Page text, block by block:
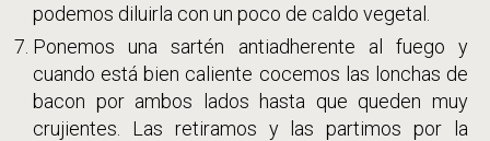
podemos diluirla con un poco de caldo vegetal.
Ponemos una sartén antiadherente al fuego y
cuando está bien caliente cocemos las lonchas de
bacon por ambos lados hasta que queden muy
crujientes. Las retiramos y las partimos por la